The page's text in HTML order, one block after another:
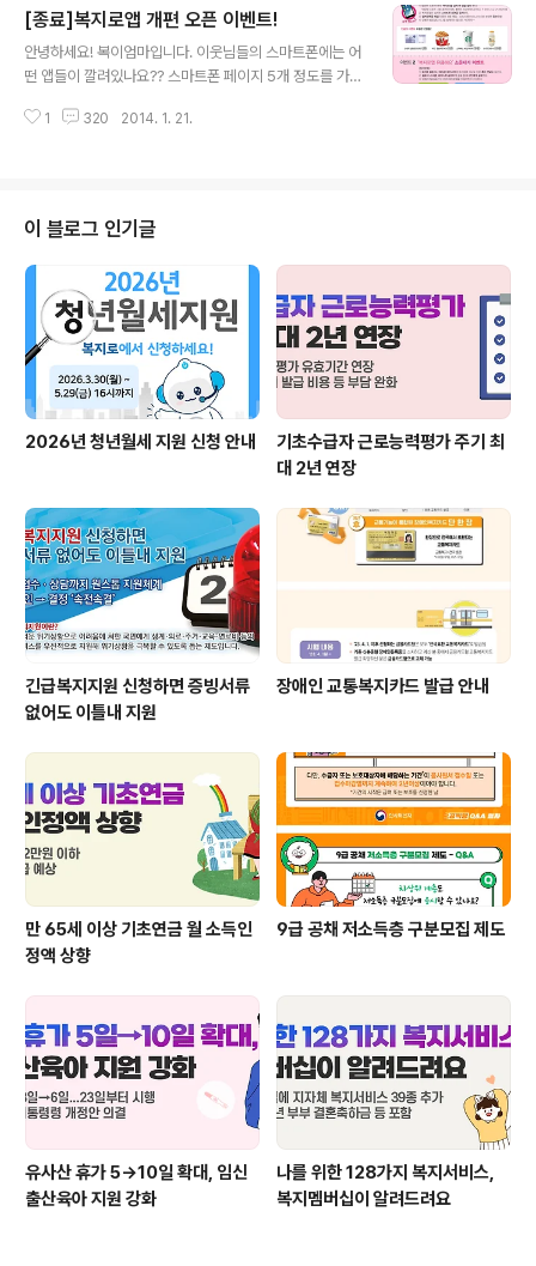
다. 그 모습이 얼마나 귀엽던지 엄마미소를 지으며 그녀를
맞이할 준비를 했습니다. "복이야 이리온~ 엄마가 안아줄
께~" 라는 얼굴로 무릎을 꿇고 두 손을 벌려 복이를 안아줄
~~" 헉! 굳이 엄마를 거쳐 아빠에게 안겨드는 복이! 이럴
[종료]복지로앱 개편 오픈 이벤트!
안녕하세요! 복이엄마입니다. 이웃님들의 스마트폰에는 어
떤 앱들이 깔려있나요?? 스마트폰 페이지 5개 정도를 가득
털앱이나 버스도착정보, 지하철 최단거리 검색, 지도검색
요~ 첫째, 전 부처의 복지서비스 정보를 한 눈에 볼 수 있도
록 모두 모아 '복지로앱'에서!!! 둘째, 내가 복지혜택을 받을
수 있을까? 자가검진해 볼 수 있는 모의계산이 "복지로
앱"에!!! 셋째, 내 주위에 복지시설은 무엇이 있을까? 검색
해보고 찾아가는 방법까지! "복지로앱"에서!!! 이렇게 좋은
복지전문앱을 보..
1 320 2014. 1. 21.
이 블로그 인기글
2026년 청년월세 지원 신청 안내
기초수급자 근로능력평가 주기 최
대 2년 연장
긴급복지지원 신청하면 증빙서류
없어도 이틀내 지원
장애인 교통복지카드 발급 안내
만 65세 이상 기초연금 월 소득인
정액 상향
9급 공채 저소득층 구분모집 제도
유사산 휴가 5→10일 확대, 임신
출산육아 지원 강화
나를 위한 128가지 복지서비스,
복지멤버십이 알려드려요